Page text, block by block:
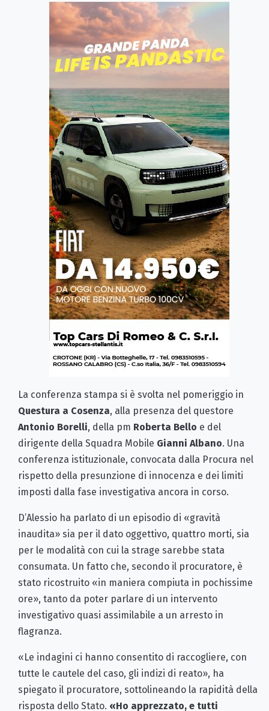
La conferenza stampa si è svolta nel pomeriggio in
Questura a Cosenza, alla presenza del questore
Antonio Borelli, della pm Roberta Bello e del
dirigente della Squadra Mobile Gianni Albano. Una
conferenza istituzionale, convocata dalla Procura nel
rispetto della presunzione di innocenza e dei limiti
imposti dalla fase investigativa ancora in corso.
D’Alessio ha parlato di un episodio di «gravità
inaudita» sia per il dato oggettivo, quattro morti, sia
per le modalità con cui la strage sarebbe stata
consumata. Un fatto che, secondo il procuratore, è
stato ricostruito «in maniera compiuta in pochissime
ore», tanto da poter parlare di un intervento
investigativo quasi assimilabile a un arresto in
flagranza.
«Le indagini ci hanno consentito di raccogliere, con
tutte le cautele del caso, gli indizi di reato», ha
spiegato il procuratore, sottolineando la rapidità della
risposta dello Stato. «Ho apprezzato, e tutti